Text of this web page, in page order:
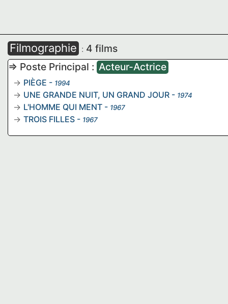
Filmographie : 4 films
=> Poste Principal : Acteur-Actrice
PIÈGE - 1994
UNE GRANDE NUIT, UN GRAND JOUR - 1974
L'HOMME QUI MENT - 1967
TROIS FILLES - 1967